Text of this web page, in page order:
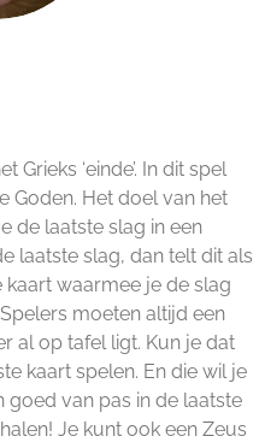
Grieks ‘einde’. In dit spel
Goden. Het doel van het
de laatste slag in een
laatste slag, dan telt dit als
waarmee je de slag
moeten altijd een
al op tafel ligt. Kun je dat
kaart spelen. En die wil je
goed van pas in de laatste
Je kunt ook een Zeus